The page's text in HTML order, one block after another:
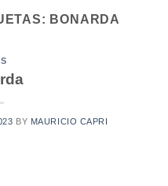
BONARDA
BY MAURICIO CAPRI